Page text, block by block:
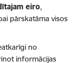
eiro,
pārskatāma visos
no
informācijas